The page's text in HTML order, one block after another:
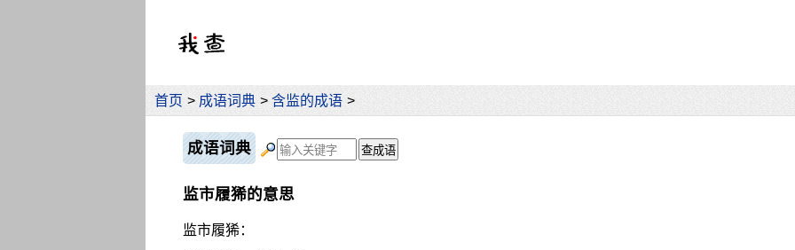
首页 > 成语词典 > 含监的成语 >
成语词典
监市履狶的意思
监市履狶：